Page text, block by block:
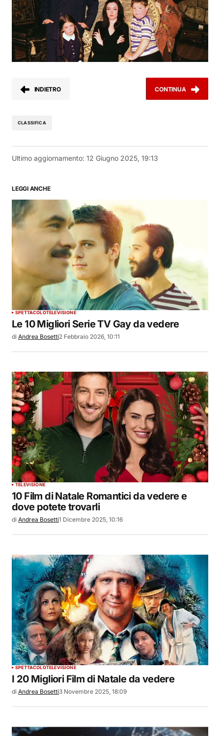
INDIETRO CONTINUA
CLASSIFICA
Ultimo aggiornamento: 12 Giugno 2025, 19:13
LEGGI ANCHE
SPETTACOLOTELEVISIONE
Le 10 Migliori Serie TV Gay da vedere
di Andrea Bosetti2 Febbraio 2026, 10:11
TELEVISIONE
10 Film di Natale Romantici da vedere e
dove potete trovarli
di Andrea Bosetti1 Dicembre 2025, 10:16
SPETTACOLOTELEVISIONE
I 20 Migliori Film di Natale da vedere
di Andrea Bosetti3 Novembre 2025, 18:09